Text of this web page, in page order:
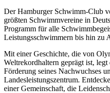
Der Hamburger Schwimm-Club
größten Schwimmvereine in
Programm für alle
Leistungsschwimmern bis hin zu
Mit einer Geschichte, die von
Weltrekordhaltern geprägt ist,
Förderung seines Nachwuchses
Landesleistungszentrum.
einer Gemeinschaft, die